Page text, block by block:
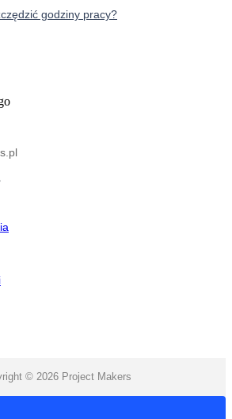
godziny pracy?
© 2026 Project Makers